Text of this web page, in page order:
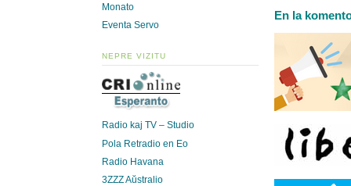
En la
Monato
Eventa Servo
NEPRE VIZITU
Radio kaj TV – Studio
Pola Retradio en Eo
Radio Havana
3ZZZ Aŭstralio